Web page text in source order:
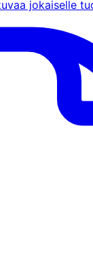
jokaiselle